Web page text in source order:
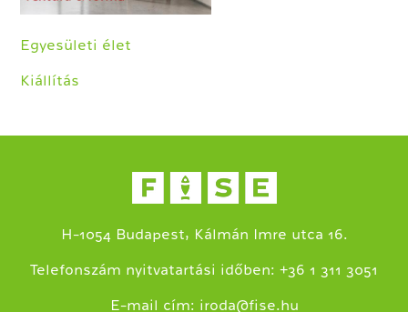
Egyesületi élet
Kiállítás
H-1054 Budapest, Kálmán Imre utca 16.
Telefonszám nyitvatartási időben: +36 1 311 3051
E-mail cím: iroda@fise.hu